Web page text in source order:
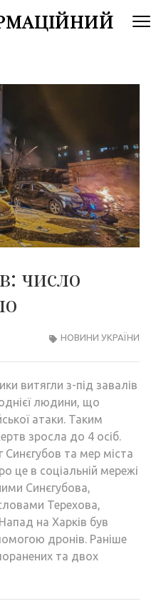
число
НОВИНИ УКРАЇНИ
витягли з-під завалів
людини, що
атаки. Таким
зросла до 4 осіб.
Синєгубов та мер міста
це в соціальній мережі
Синєгубова,
Терехова,
на Харків був
дронів. Раніше
та двох